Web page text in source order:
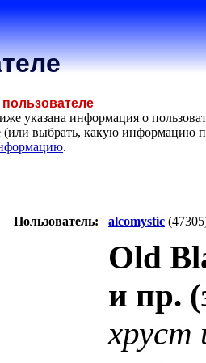
указана информация о
(или выбрать, какую информацию
.
Пользователь: alcomystic
Old
и пр.
хруст